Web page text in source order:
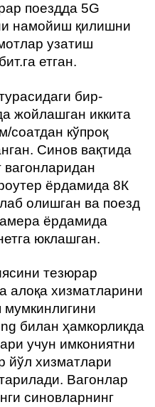
поездда 5G
намойиш қилишни
узатиш
етган.
бир-
жойлашган иккита
соатдан кўпроқ
Синов вақтида
вагонларидан
ёрдамида 8К
олишган ва поезд
ёрдамида
юклашган.
тезюрар
алоқа хизматларини
билан ҳамкорликда
учун имкониятни
йўл хизматлари
Вагонлар
синовларнинг